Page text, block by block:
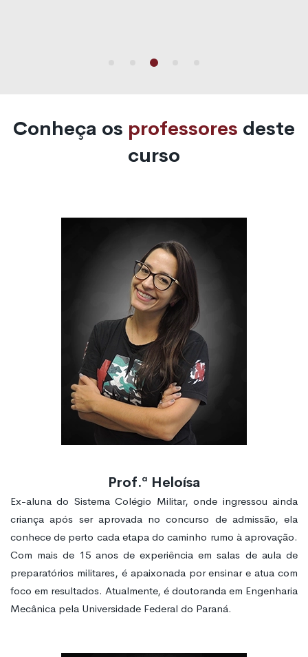
Conheça os professores deste
curso
Prof.ª Heloísa
Ex-aluna do Sistema Colégio Militar, onde ingressou ainda
criança após ser aprovada no concurso de admissão, ela
conhece de perto cada etapa do caminho rumo à aprovação.
Com mais de 15 anos de experiência em salas de aula de
preparatórios militares, é apaixonada por ensinar e atua com
foco em resultados. Atualmente, é doutoranda em Engenharia
Mecânica pela Universidade Federal do Paraná.